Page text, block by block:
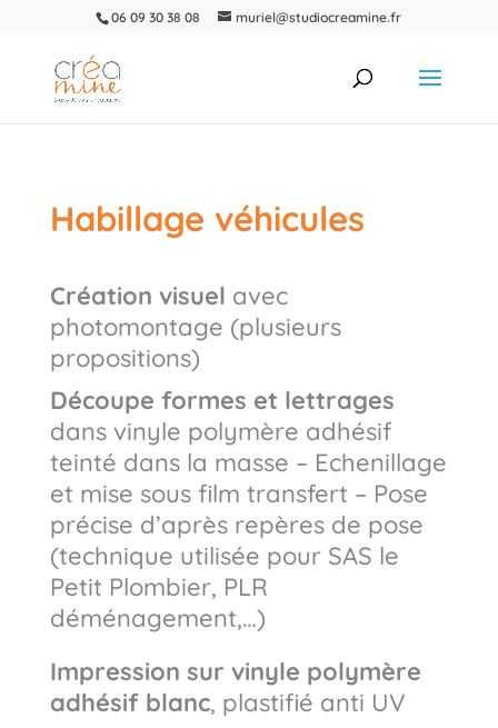
06 09 30 38 08 muriel@studiocreamine.fr
Habillage véhicules
Création visuel avec
photomontage (plusieurs
propositions)
Découpe formes et lettrages
dans vinyle polymère adhésif
teinté dans la masse – Echenillage
et mise sous film transfert – Pose
précise d’après repères de pose
(technique utilisée pour SAS le
Petit Plombier, PLR
déménagement,…)
Impression sur vinyle polymère
adhésif blanc, plastifié anti UV